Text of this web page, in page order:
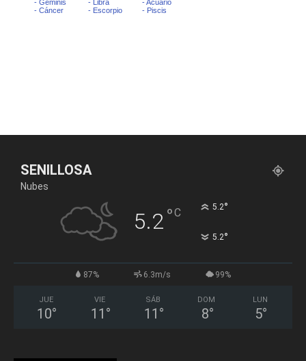
SENILLOSA
Nubes
5.2°C 5.2°
5.2°
87% 6.3m/s 99%
JUE
10°
VIE
11 °
SÁB
11 °
DOM
8°
LUN
5°